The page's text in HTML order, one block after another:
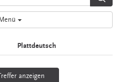
Menü
Plattdeutsch
anzeigen